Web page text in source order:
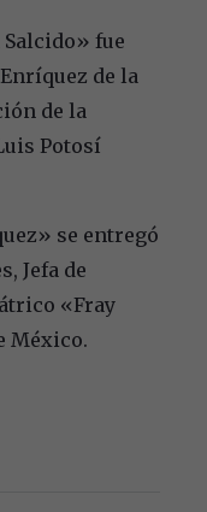
fue
de la
de la
Potosí
se entregó
Jefa de
«Fray
México.